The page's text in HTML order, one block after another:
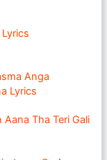
Lyrics
Anga
Lyrics
Aana Tha Teri Gali